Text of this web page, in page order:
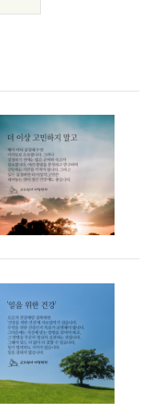
행복한가족
여행
9/24~9/26